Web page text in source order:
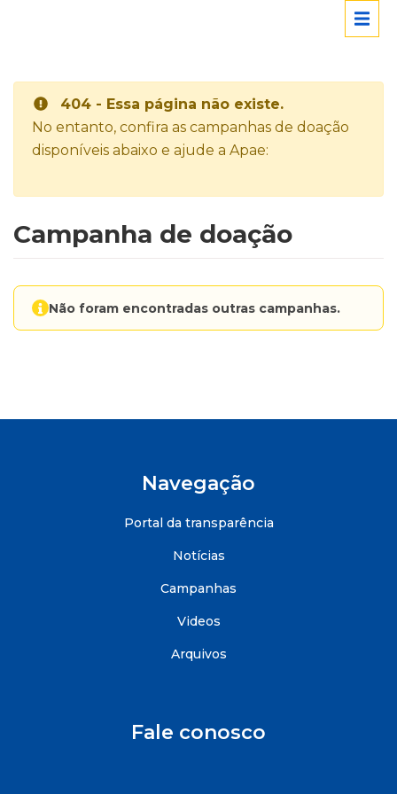
404 - Essa página não existe.
No entanto, confira as campanhas de doação
disponíveis abaixo e ajude a Apae:
Campanha de doação
Não foram encontradas outras campanhas.
Navegação
Portal da transparência
Notícias
Campanhas
Videos
Arquivos
Fale conosco